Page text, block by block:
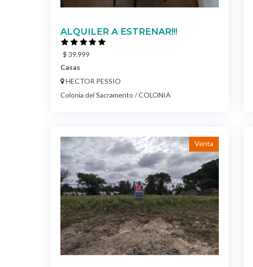
ALQUILER A ESTRENAR!!!
$ 39.999
Casas
HECTOR PESSIO
Colonia del Sacramento / COLONIA
Venta